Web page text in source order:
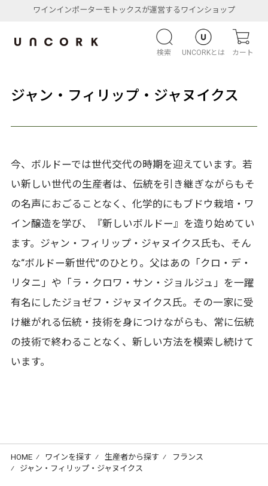
ワインインポーターモトックスが運営するワインショップ
検索 UNCORKとは カート
ジャン・フィリップ・ジャヌイクス
今、ボルドーでは世代交代の時期を迎えています。若
い新しい世代の生産者は、伝統を引き継ぎながらもそ
の名声におごることなく、化学的にもブドウ栽培・ワ
イン醸造を学び、『新しいボルドー』を造り始めてい
ます。ジャン・フィリップ・ジャヌイクス氏も、そん
な“ボルドー新世代”のひとり。父はあの「クロ・デ・
リタニ」や「ラ・クロワ・サン・ジョルジュ」を一躍
有名にしたジョゼフ・ジャヌイクス氏。その一家に受
け継がれる伝統・技術を身につけながらも、常に伝統
の技術で終わることなく、新しい方法を模索し続けて
います。
HOME ⁄ ワインを探す ⁄ 生産者から探す ⁄ フランス
⁄ ジャン・フィリップ・ジャヌイクス